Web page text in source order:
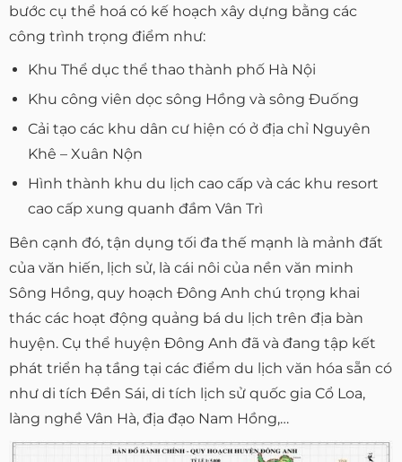
bước cụ thể hoá có kế hoạch xây dựng bằng các
công trình trọng điểm như:
Khu Thể dục thể thao thành phố Hà Nội
Khu công viên dọc sông Hồng và sông Đuống
Cải tạo các khu dân cư hiện có ở địa chỉ Nguyên
Khê – Xuân Nộn
Hình thành khu du lịch cao cấp và các khu resort
cao cấp xung quanh đầm Vân Trì
Bên cạnh đó, tận dụng tối đa thế mạnh là mảnh đất
của văn hiến, lịch sử, là cái nôi của nền văn minh
Sông Hồng, quy hoạch Đông Anh chú trọng khai
thác các hoạt động quảng bá du lịch trên địa bàn
huyện. Cụ thể huyện Đông Anh đã và đang tập kết
phát triển hạ tầng tại các điểm du lịch văn hóa sẵn có
như di tích Đền Sái, di tích lịch sử quốc gia Cổ Loa,
làng nghề Vân Hà, địa đạo Nam Hồng,…